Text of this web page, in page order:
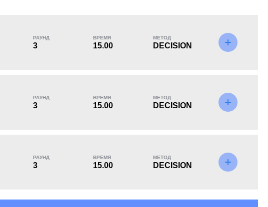
0
(100%)
РАУНД
3
ВРЕМЯ
15.00
МЕТОД
DECISION
РАУНД
3
ВРЕМЯ
15.00
МЕТОД
DECISION
РАУНД
3
ВРЕМЯ
15.00
МЕТОД
DECISION